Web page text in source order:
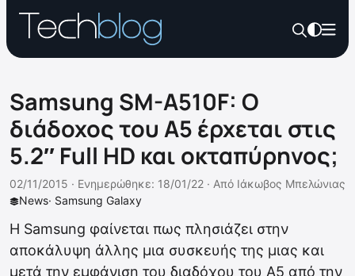
Samsung SM-A510F: Ο
διάδοχος του Α5 έρχεται στις
5.2″ Full HD και οκταπύρηνος;
News· Samsung Galaxy
02/11/2015 · Ενημερώθηκε: 18/01/22 · Από Ιάκωβος Μπελώνιας
Η Samsung φαίνεται πως πλησιάζει στην
αποκάλυψη άλλης μια συσκευής της μιας και
μετά την εμφάνιση του διαδόχου του Α5 από την